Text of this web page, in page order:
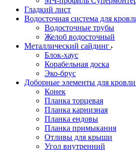
Гладкий лист
Водосточная система для
Водосточные трубы
Желоб водосточный
Металлический сайдинг
Блок-хаус
Корабельная доска
Эко-брус
Доборные элементы для кровли
Конек
Планка торцевая
Планка карнизная
Планка ендовы
Планка примыкания
Отливы для крыши
Угол внутренний